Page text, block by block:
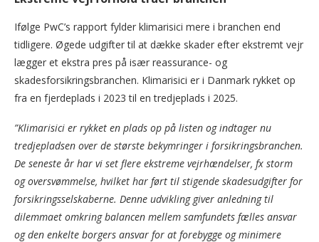
Ifølge PwC’s rapport fylder klimarisici mere i branchen end
tidligere. Øgede udgifter til at dække skader efter ekstremt vejr
lægger et ekstra pres på især reassurance- og
skadesforsikringsbranchen. Klimarisici er i Danmark rykket op
fra en fjerdeplads i 2023 til en tredjeplads i 2025.
”Klimarisici er rykket en plads op på listen og indtager nu
tredjepladsen over de største bekymringer i forsikringsbranchen.
De seneste år har vi set flere ekstreme vejrhændelser, fx storm
og oversvømmelse, hvilket har ført til stigende skadesudgifter for
forsikringsselskaberne. Denne udvikling giver anledning til
dilemmaet omkring balancen mellem samfundets fælles ansvar
og den enkelte borgers ansvar for at forebygge og minimere